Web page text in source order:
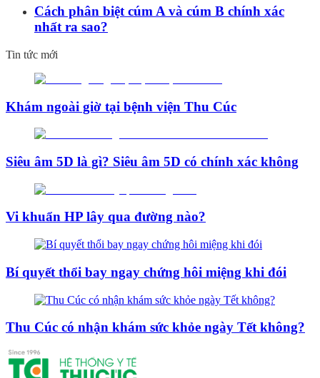
Cách phân biệt cúm A và cúm B chính xác
nhất ra sao?
Tin tức mới
Khám ngoài giờ tại bệnh viện Thu Cúc
Siêu âm 5D là gì? Siêu âm 5D có chính xác không
Vi khuẩn HP lây qua đường nào?
Bí quyết thổi bay ngay chứng hôi miệng khi đói
Thu Cúc có nhận khám sức khỏe ngày Tết không?